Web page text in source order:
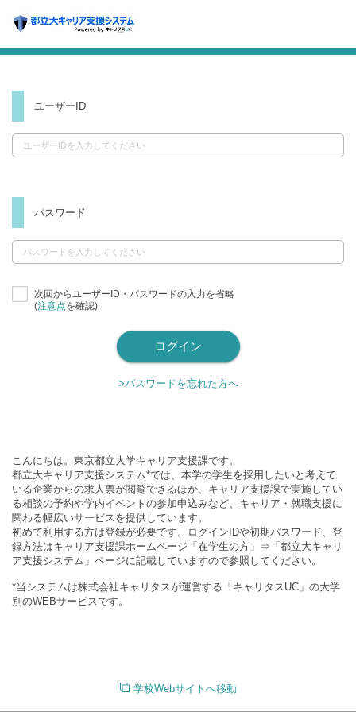
ユーザーID
パスワード
次回からユーザーID・パスワードの入力を省略
(注意点を確認)
>パスワードを忘れた方へ
こんにちは。東京都立大学キャリア支援課です。
都立大キャリア支援システム*では、本学の学生を採用したいと考えて
いる企業からの求人票が閲覧できるほか、キャリア支援課で実施してい
る相談の予約や学内イベントの参加申込みなど、キャリア・就職支援に
関わる幅広いサービスを提供しています。
初めて利用する方は登録が必要です。ログインIDや初期パスワード、登
録方法はキャリア支援課ホームページ「在学生の方」⇒「都立大キャリ
ア支援システム」ページに記載していますので参照してください。
*当システムは株式会社キャリタスが運営する「キャリタスUC」の大学
別のWEBサービスです。
学校Webサイトへ移動